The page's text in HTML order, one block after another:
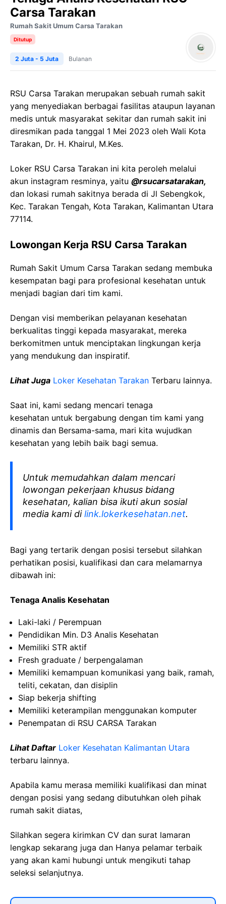
Carsa Tarakan
Rumah Sakit Umum Carsa Tarakan
Ditutup
2 Juta - 5 Juta Bulanan
RSU Carsa Tarakan merupakan sebuah rumah sakit
yang menyediakan berbagai fasilitas ataupun layanan
medis untuk masyarakat sekitar dan rumah sakit ini
diresmikan pada tanggal 1 Mei 2023 oleh Wali Kota
Tarakan, Dr. H. Khairul, M.Kes.
Loker RSU Carsa Tarakan ini kita peroleh melalui
akun instagram resminya, yaitu @rsucarsatarakan,
dan lokasi rumah sakitnya berada di Jl Sebengkok,
Kec. Tarakan Tengah, Kota Tarakan, Kalimantan Utara
77114.
Lowongan Kerja RSU Carsa Tarakan
Rumah Sakit Umum Carsa Tarakan sedang membuka
kesempatan bagi para profesional kesehatan untuk
menjadi bagian dari tim kami.
Dengan visi memberikan pelayanan kesehatan
berkualitas tinggi kepada masyarakat, mereka
berkomitmen untuk menciptakan lingkungan kerja
yang mendukung dan inspiratif.
Lihat Juga Loker Kesehatan Tarakan Terbaru lainnya.
Saat ini, kami sedang mencari tenaga
kesehatan untuk bergabung dengan tim kami yang
dinamis dan Bersama-sama, mari kita wujudkan
kesehatan yang lebih baik bagi semua.
Untuk memudahkan dalam mencari
lowongan pekerjaan khusus bidang
kesehatan, kalian bisa ikuti akun sosial
media kami dilink.lokerkesehatan.net.
Bagi yang tertarik dengan posisi tersebut silahkan
perhatikan posisi, kualifikasi dan cara melamarnya
dibawah ini:
Tenaga Analis Kesehatan
Laki-laki / Perempuan
Pendidikan Min. D3 Analis Kesehatan
Memiliki STR aktif
Fresh graduate / berpengalaman
Memiliki kemampuan komunikasi yang baik, ramah,
teliti, cekatan, dan disiplin
Siap bekerja shifting
Memiliki keterampilan menggunakan komputer
Penempatan di RSU CARSA Tarakan
Lihat Daftar Loker Kesehatan Kalimantan Utara
terbaru lainnya.
Apabila kamu merasa memiliki kualifikasi dan minat
dengan posisi yang sedang dibutuhkan oleh pihak
rumah sakit diatas,
Silahkan segera kirimkan CV dan surat lamaran
lengkap sekarang juga dan Hanya pelamar terbaik
yang akan kami hubungi untuk mengikuti tahap
seleksi selanjutnya.